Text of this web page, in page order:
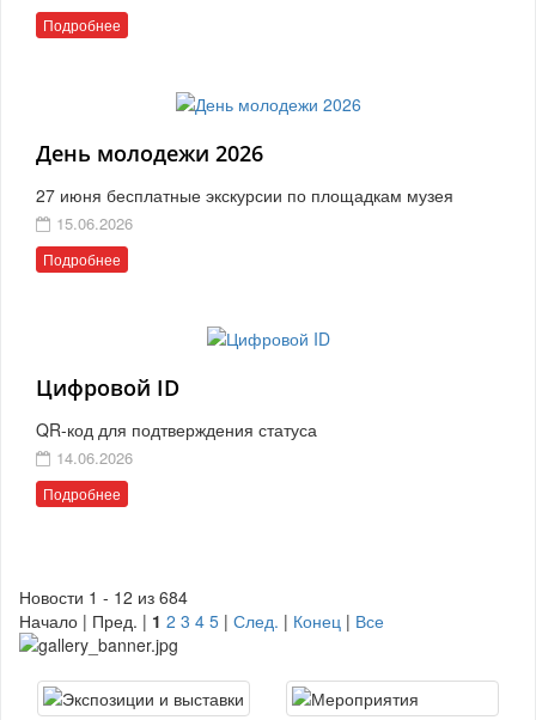
Подробнее
День молодежи 2026
27 июня бесплатные экскурсии по площадкам музея
15.06.2026
Подробнее
Цифровой ID
QR-код для подтверждения статуса
14.06.2026
Подробнее
Новости 1 - 12 из 684
Начало | Пред. | 1 2 3 4 5 | След. | Конец | Все